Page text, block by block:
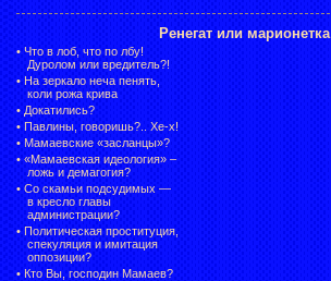
Ренегат или марионетка
• Что в лоб, что по лбу!
Дуролом или вредитель?!
• На зеркало неча пенять,
коли рожа крива
• Докатились?
• Павлины, говоришь?.. Хе-х!
• Мамаевские «засланцы»?
• «Мамаевская идеология» –
ложь и демагогия?
• Со скамьи подсудимых —
в кресло главы
администрации?
• Политическая проституция,
спекуляция и имитация
оппозиции?
• Кто Вы, господин Мамаев?